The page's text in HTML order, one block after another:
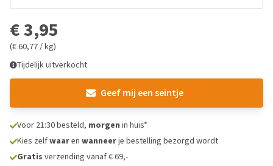
€ 3,95
(€ 60,77 / kg)
Tijdelijk uitverkocht
Geef mij een seintje
Voor 21:30 besteld, morgen in huis*
Kies zelfwaaren wanneerje bestelling bezorgd wordt
Gratis verzending vanaf € 69,-